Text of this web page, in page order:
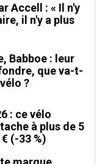
Accell : « Il n'y
il n'y a plus
Babboe : leur
que va-t-
?
: ce vélo
à plus de 5
(-33 %)